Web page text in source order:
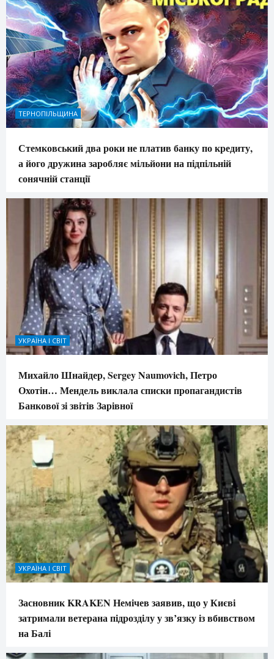
ТЕРНОПІЛЬЩИНА
Стемковський два роки не платив банку по кредиту,
а його дружина заробляє мільйони на підпільній
сонячній станції
УКРАЇНА І СВІТ
Михайло Шнайдер, Sergey Naumovich, Петро
Охотін… Мендель виклала списки пропагандистів
Банкової зі звітів Зарівної
УКРАЇНА І СВІТ
Засновник KRAKEN Немічев заявив, що у Києві
затримали ветерана підрозділу у зв’язку із вбивством
на Балі